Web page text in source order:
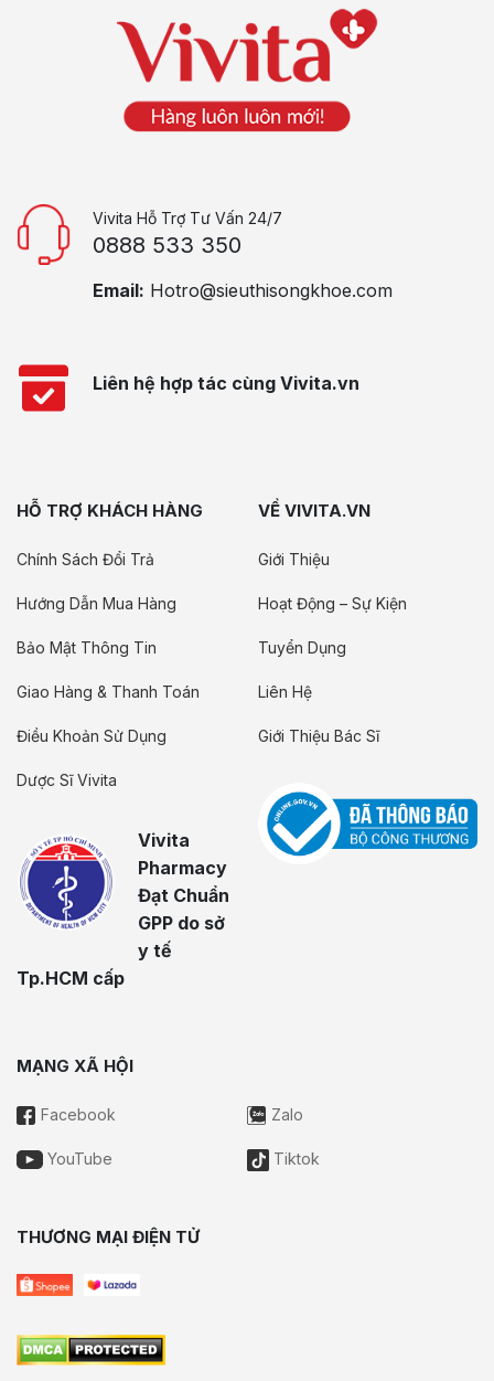
Vivita Hỗ Trợ Tư Vấn 24/7
0888 533 350
Email: Hotro@sieuthisongkhoe.com
Liên hệ hợp tác cùng Vivita.vn
HỖ TRỢ KHÁCH HÀNG
Chính Sách Đổi Trả
Hướng Dẫn Mua Hàng
Bảo Mật Thông Tin
Giao Hàng & Thanh Toán
Điều Khoản Sử Dụng
Dược Sĩ Vivita
Vivita
Pharmacy
Đạt Chuẩn
GPP do sở
y tế
Tp.HCM cấp
VỀ VIVITA.VN
Giới Thiệu
Hoạt Động – Sự Kiện
Tuyển Dụng
Liên Hệ
Giới Thiệu Bác Sĩ
MẠNG XÃ HỘI
Facebook Zalo
YouTube Tiktok
THƯƠNG MẠI ĐIỆN TỬ